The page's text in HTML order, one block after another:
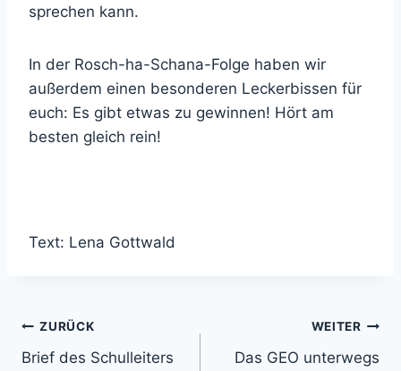
sprechen kann.
In der Rosch-ha-Schana-Folge haben wir
außerdem einen besonderen Leckerbissen für
euch: Es gibt etwas zu gewinnen! Hört am
besten gleich rein!
Text: Lena Gottwald
Beitragsnavigation
ZURÜCK
Brief des Schulleiters
WEITER
Das GEO unterwegs